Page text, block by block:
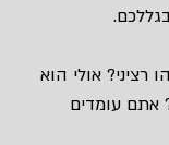
אולי הוא
אתם עומדים